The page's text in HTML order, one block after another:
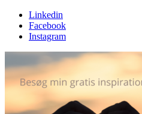
Linkedin
Facebook
Instagram